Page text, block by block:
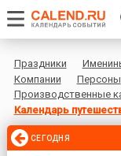
Праздники
Компании
Персоны
Производственные
Календарь
СЕГОДНЯ